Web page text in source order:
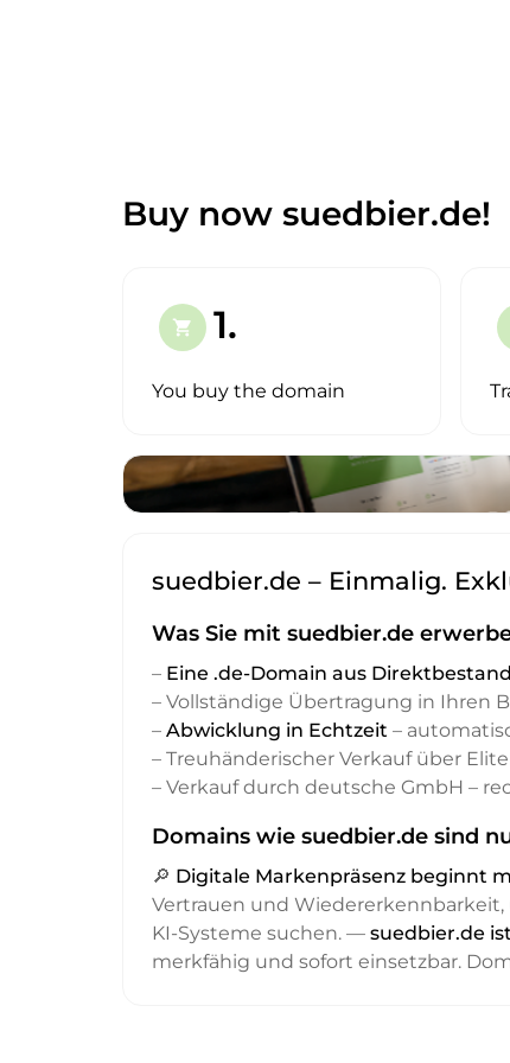
Buy now suedbier.de!
shopping_cart 1.
You buy the domain
suedbier.de – Einmalig.
Was Sie mit suedbier.de
– Eine .de-Domain aus Direktbestand
– Vollständige Übertragung in Ihren
– Abwicklung in Echtzeit –
– Treuhänderischer Verkauf über
– Verkauf durch deutsche GmbH –
Domains wie suedbier.de sind
🔎 Digitale Markenpräsenz beginnt
Vertrauen und
KI-Systeme suchen. — suedbier.de
merkfähig und sofort einsetzbar.